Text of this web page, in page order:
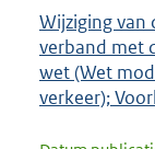
Wijziging van
verband met
wet (Wet
verkeer);